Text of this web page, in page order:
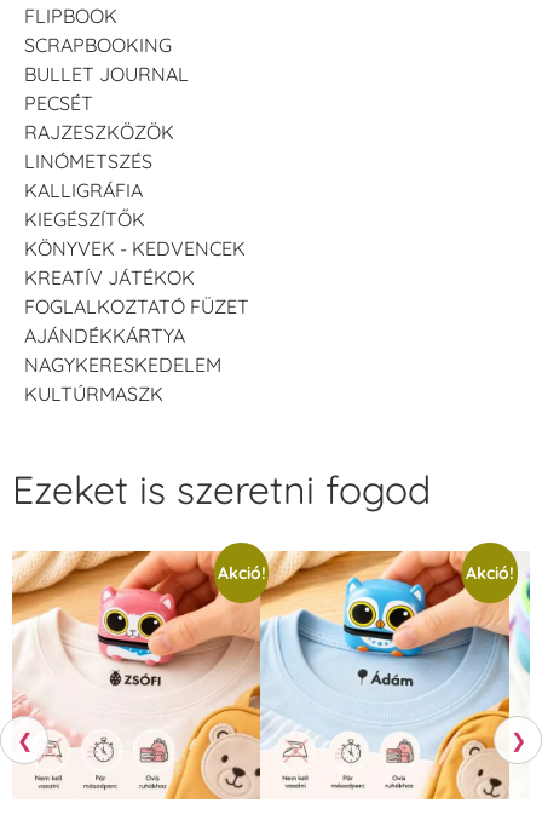
FLIPBOOK
SCRAPBOOKING
BULLET JOURNAL
PECSÉT
RAJZESZKÖZÖK
LINÓMETSZÉS
KALLIGRÁFIA
KIEGÉSZÍTŐK
KÖNYVEK - KEDVENCEK
KREATÍV JÁTÉKOK
FOGLALKOZTATÓ FÜZET
AJÁNDÉKKÁRTYA
NAGYKERESKEDELEM
KULTÚRMASZK
❮
Ezeket is szeretni fogod
Akció! Akció!
❯